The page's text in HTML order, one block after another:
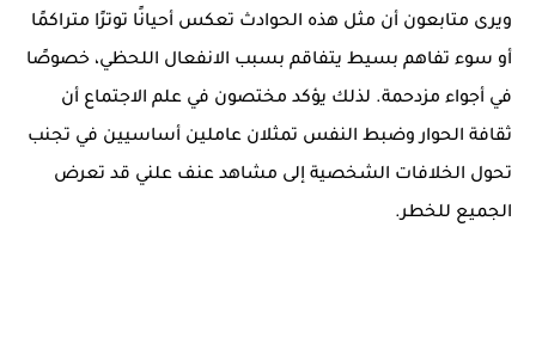
ويرى متابعون أن مثل هذه الحوادث تعكس أحيانًا توترًا متراكمًا
أو سوء تفاهم بسيط يتفاقم بسبب الانفعال اللحظي، خصوصًا
في أجواء مزدحمة. لذلك يؤكد مختصون في علم الاجتماع أن
ثقافة الحوار وضبط النفس تمثلان عاملين أساسيين في تجنب
تحول الخلافات الشخصية إلى مشاهد عنف علني قد تعرض
الجميع للخطر.